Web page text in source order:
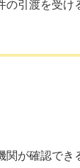
引渡を受け
が確認でき